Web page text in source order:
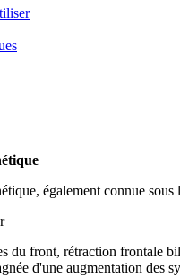
également connue
du front, rétraction frontale
d'une augmentation des